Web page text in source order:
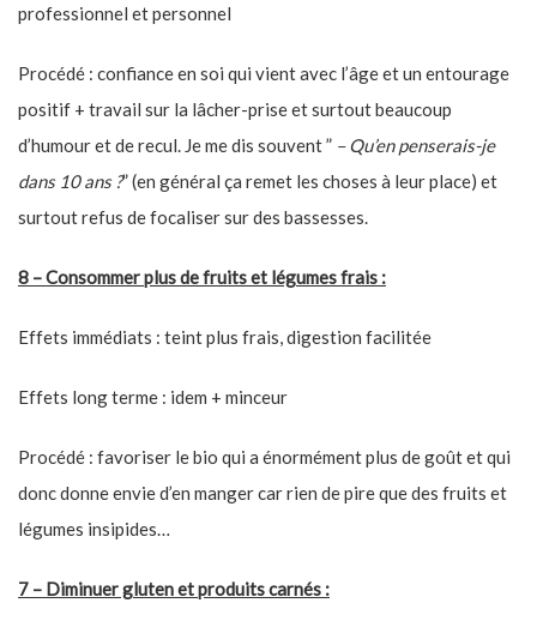
professionnel et personnel
Procédé : confiance en soi qui vient avec l’âge et un entourage
positif + travail sur la lâcher-prise et surtout beaucoup
d’humour et de recul. Je me dis souvent ” – Qu’en penserais-je
dans 10 ans ?” (en général ça remet les choses à leur place) et
surtout refus de focaliser sur des bassesses.
8 – Consommer plus de fruits et légumes frais :
Effets immédiats : teint plus frais, digestion facilitée
Effets long terme : idem + minceur
Procédé : favoriser le bio qui a énormément plus de goût et qui
donc donne envie d’en manger car rien de pire que des fruits et
légumes insipides…
7 – Diminuer gluten et produits carnés :